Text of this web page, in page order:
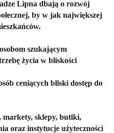
Lipna dbają o rozwój
by w jak największej
szukającym
życia w bliskości
ceniących bliski dostęp do
markety, sklepy, butiki,
oraz instytucje użyteczności